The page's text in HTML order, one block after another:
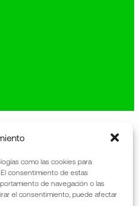
como las cookies para
consentimiento de estas
de navegación o las
el consentimiento, puede afectar